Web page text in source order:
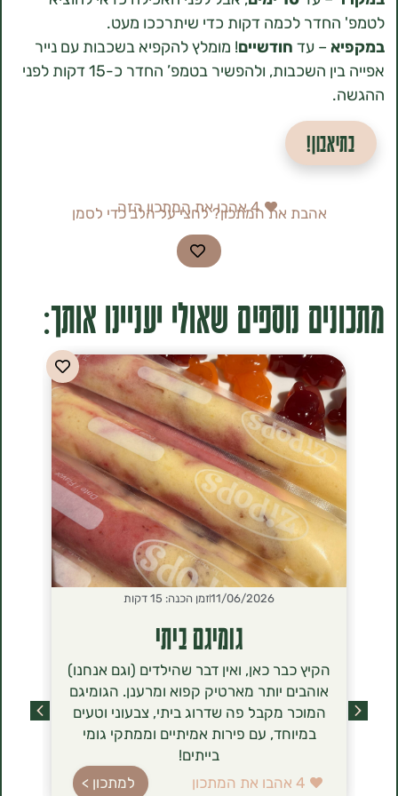
לכמה דקות כדי שיתרככו מעט.
– עדחודשיים! מומלץ להקפיא בשכבות עם נייר
אפייה בין השכבות, ולהפשיר בטמפ’ החדר כ-15 דקות לפני
4אהבו את המתכון הזה
אהבת את המתכון? לחצי על הלב כדי לסמן
נוספים שאולי יעניינו אותך:
11/06/2026זמן הכנה: 15 דקות
גומיגם ביתי
הקיץ כבר כאן, ואין דבר שהילדים (וגם אנחנו)
אוהבים יותר מארטיק קפוא ומרענן. הגומיגם
המוכר מקבל פה שדרוג ביתי, צבעוני וטעים
במיוחד, עם פירות אמיתיים וממתקי גומי
אהבו את המתכון למתכון >
מסתם